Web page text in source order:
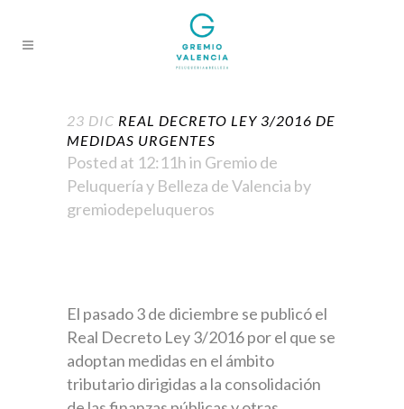
23 DIC REAL DECRETO LEY 3/2016 DE
MEDIDAS URGENTES
Posted at 12:11hin Gremio de
Peluquería y Belleza de Valencia by
gremiodepeluqueros
El pasado 3 de diciembre se publicó el
Real Decreto Ley 3/2016 por el que se
adoptan medidas en el ámbito
tributario dirigidas a la consolidación